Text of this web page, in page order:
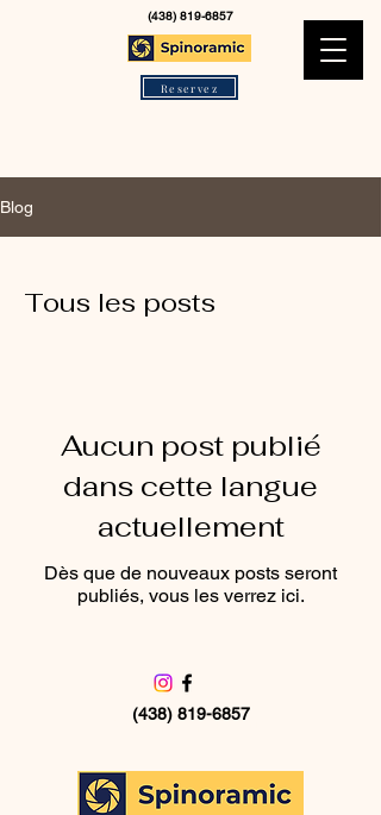
Reservez
(438) 819-6857
Blog
Tous les posts
Aucun post publié
dans cette langue
actuellement
Dès que de nouveaux posts seront
publiés, vous les verrez ici.
©2035 par Spinoramic
(438) 819-6857